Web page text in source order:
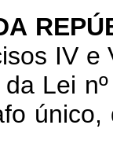
IV
Lei